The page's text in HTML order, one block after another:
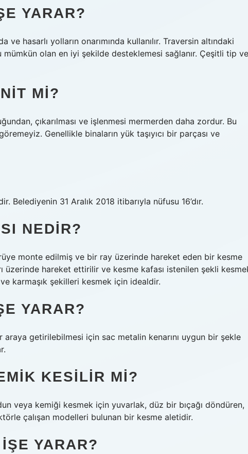
YARAR?
hasarlı yolların onarımında kullanılır. Traversin altındaki
mümkün olan en iyi şekilde desteklemesi sağlanır. Çeşitli tip ve
MI?
çıkarılması ve işlenmesi mermerden daha zordur. Bu
Genellikle binaların yük taşıyıcı bir parçası ve
Belediyenin 31 Aralık 2018 itibarıyla nüfusu 16’dır.
NEDIR?
monte edilmiş ve bir ray üzerinde hareket eden bir kesme
üzerinde hareket ettirilir ve kesme kafası istenilen şekli
karmaşık şekilleri kesmek için idealdir.
YARAR?
araya getirilebilmesi için sac metalin kenarını uygun bir şekle
KESILIR MI?
veya kemiği kesmek için yuvarlak, düz bir bıçağı döndüren,
çalışan modelleri bulunan bir kesme aletidir.
YARAR?